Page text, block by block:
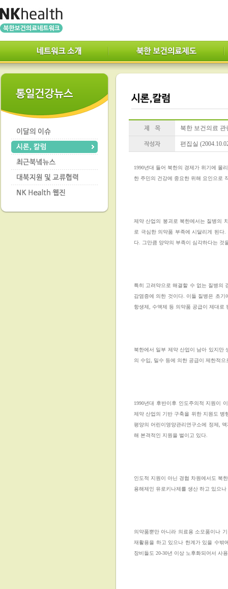
북한 보건의료
편집실
1990년대 들어 북한의 경제가 위기에 몰
한 주민의 건강에 중요한 위해 요인으로
제약 산업의 붕괴로 북한에서는 질병의
로 극심한 의약품 부족에 시달리게 된다
다. 그만큼 양약의 부족이 심각하다는 것
특히 고려약으로 해결할 수 없는 질병의
감염증에 의한 것이다. 이들 질병은 초
항생제, 수액제 등 의약품 공급이 제대로
북한에서 일부 제약 산업이 남아 있지만
의 수입, 밀수 등에 의한 공급이 제한적
1990년대 후반이후 인도주의적 지원이
제약 산업의 기반 구축을 위한 지원도 병
평양의 어린이영양관리연구소에 정제,
해 본격적인 지원을 벌이고 있다.
인도적 지원이 아닌 경협 차원에서도 북
용해제인 유로키나제를 생산 하고 있으
의약품뿐만 아니라 의료용 소모품이나
재활용을 하고 있으나 한계가 있을 수밖
장비들도 20-30년 이상 노후화되어서 사